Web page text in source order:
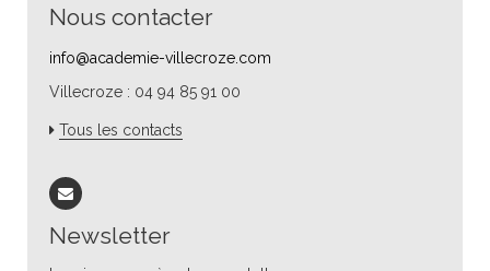
Nous contacter
info@academie-villecroze.com
Villecroze : 04 94 85 91 00
Tous les contacts
Newsletter